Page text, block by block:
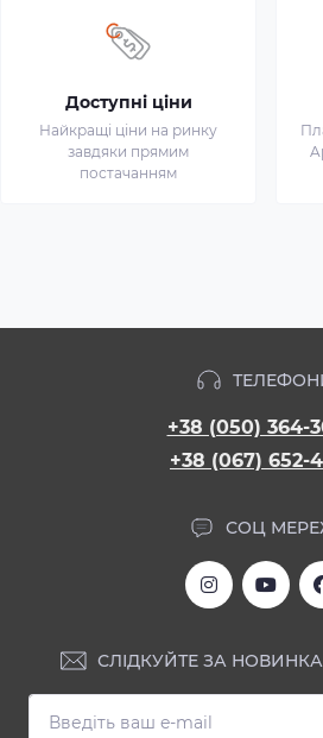
Доступні ціни
Найкращі ціни на ринку
завдяки прямим
постачанням
+38 (050) 364-
+38 (067) 652-
СОЦ
СЛІДКУЙТЕ ЗА